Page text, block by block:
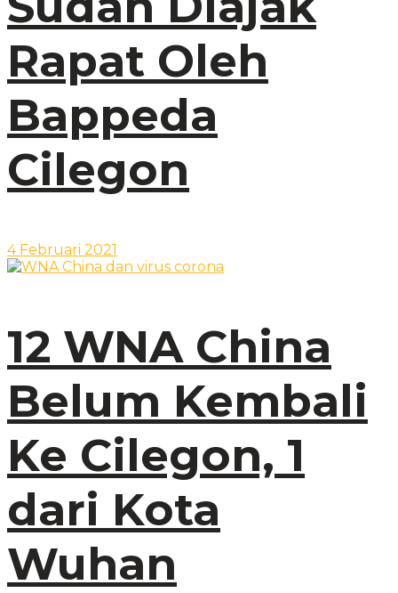
Rapat Oleh
Bappeda
Cilegon
4 Februari 2021
12 WNA China
Belum Kembali
Ke Cilegon, 1
dari Kota
Wuhan